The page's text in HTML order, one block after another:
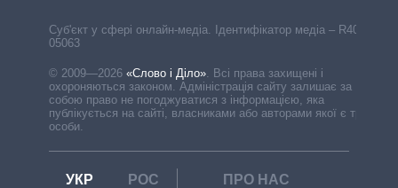
Cуб'єкт у сфері онлайн-медіа. Ідентифікатор медіа – R40-
05063
© 2009—2026 «Слово і Діло». Всі права захищені і
охороняються законом. Адміністрація сайту залишає за
собою право не погоджуватися з інформацією, яка
публікується на сайті, власниками або авторами якої є треті
особи.
УКР РОС
ПРО НАС